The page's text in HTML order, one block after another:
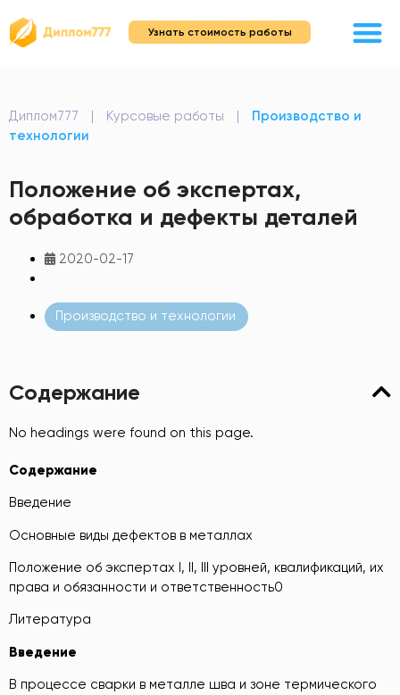
Узнать стоимость работы
Диплом777 | Курсовые работы |
Производство и
технологии
Положение об экспертах,
обработка и дефекты деталей
2020-02-17
Производство и технологии
Содержание
No headings were found on this page.
Содержание
Введение
Основные виды дефектов в металлах
Положение об экспертах I, II, III уровней, квалификаций, их
права и обязанности и ответственность0
Литература
Введение
В процессе сварки в металле шва и зоне термического